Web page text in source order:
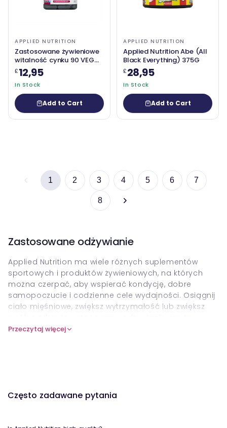
APPLIED NUTRITION
Zastosowane żywieniowe
witalność cynku 90 VEG
CAPS
£12,95
In Stock
Add to Cart
APPLIED NUTRITION
Applied Nutrition Abe (All
Black Everything) 375G
£28,95
In Stock
Add to Cart
1 2 3 4 5 6 7
8
Zastosowane odżywianie
Applied Nutrition ma wiele różnych suplementów
sportowych i produktów żywieniowych, na których
można czerpać, aby wspierać kondycję, dobre
samopoczucie i codzienne cele wydajności. Osiągnij
ciało mięśniowe, zwiększ wytrzymałość lub zwiększ
wszystko jakZastosowane odżywianie Monohydrat
Kluczowe produkty w ich składzie obejmują krytyczne
Przeczytaj więcej
Często zadawane pytania